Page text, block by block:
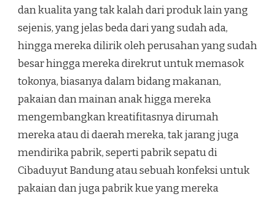
dan kualita yang tak kalah dari produk lain yang
sejenis, yang jelas beda dari yang sudah ada,
hingga mereka dilirik oleh perusahan yang sudah
besar hingga mereka direkrut untuk memasok
tokonya, biasanya dalam bidang makanan,
pakaian dan mainan anak higga mereka
mengembangkan kreatifitasnya dirumah
mereka atau di daerah mereka, tak jarang juga
mendirika pabrik, seperti pabrik sepatu di
Cibaduyut Bandung atau sebuah konfeksi untuk
pakaian dan juga pabrik kue yang mereka